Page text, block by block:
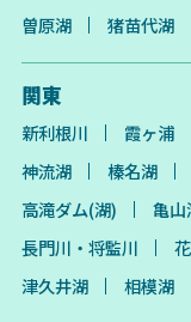
曽原湖
猪苗代湖
関東
新利根川 霞ヶ浦
神流湖
榛名湖
高滝ダム(湖)
亀山
長門川・将監川
津久井湖
相模湖